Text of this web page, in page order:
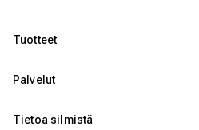
Tuotteet
Palvelut
Tietoa silmistä